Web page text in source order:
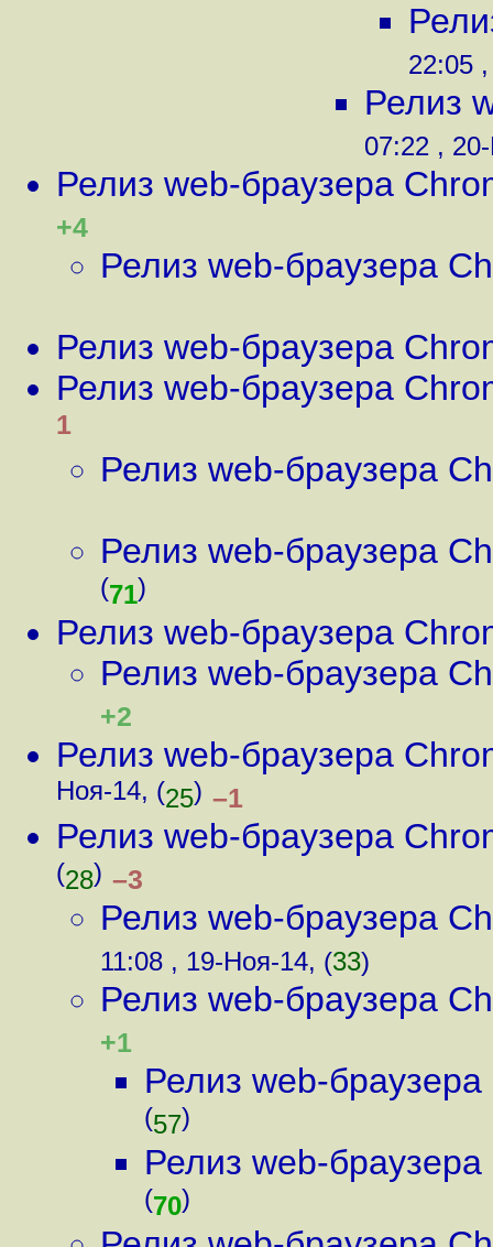
22:05
Релиз
07:22 ,
Релиз web-браузера
+4
Релиз web-браузера
Релиз web-браузера
Релиз web-браузера
1
Релиз web-браузера
Релиз web-браузера
(71)
Релиз web-браузера
Релиз web-браузера
+2
Релиз web-браузера
Ноя-14, (25) –1
Релиз web-браузера
(28) –3
Релиз web-браузера
11:08 , 19-Ноя-14, (33)
Релиз web-браузера
+1
Релиз web-
(57)
Релиз web-
(70)